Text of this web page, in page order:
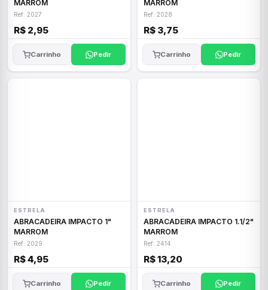
MARROM
Ref: 2027
R$ 2,95
Carrinho Pedir
MARROM
Ref: 2028
R$ 3,75
Carrinho Pedir
ESTRELA
ABRACADEIRA IMPACTO 1"
MARROM
Ref: 2029
R$ 4,95
Carrinho Pedir
ESTRELA
ABRACADEIRA IMPACTO 1.1/2"
MARROM
Ref: 2414
R$ 13,20
Carrinho Pedir